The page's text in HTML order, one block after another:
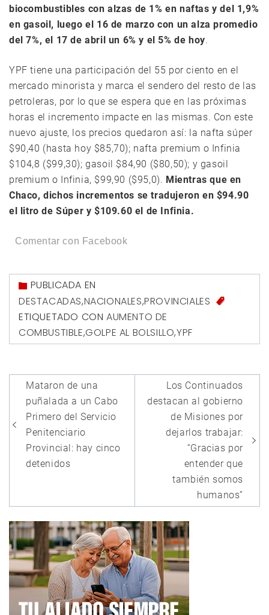
biocombustibles con alzas de 1% en naftas y del 1,9%
en gasoil, luego el 16 de marzo con un alza promedio
del 7%, el 17 de abril un 6% y el 5% de hoy.
YPF tiene una participación del 55 por ciento en el
mercado minorista y marca el sendero del resto de las
petroleras, por lo que se espera que en las próximas
horas el incremento impacte en las mismas. Con este
nuevo ajuste, los precios quedaron así: la nafta súper
$90,40 (hasta hoy $85,70); nafta premium o Infinia
$104,8 ($99,30); gasoil $84,90 ($80,50); y gasoil
premium o Infinia, $99,90 ($95,0). Mientras que en
Chaco, dichos incrementos se tradujeron en $94.90
el litro de Súper y $109.60 el de Infinia.
Comentar con Facebook
PUBLICADA EN
DESTACADAS,NACIONALES,PROVINCIALES
ETIQUETADO CON AUMENTO DE
COMBUSTIBLE,GOLPE AL BOLSILLO,YPF
Navegación
de
entradas
Mataron de una
puñalada a un Cabo
Primero del Servicio
Penitenciario
Provincial: hay cinco
detenidos
Los Continuados
destacan al gobierno
de Misiones por
dejarlos trabajar:
“Gracias por
entender que
también somos
humanos”